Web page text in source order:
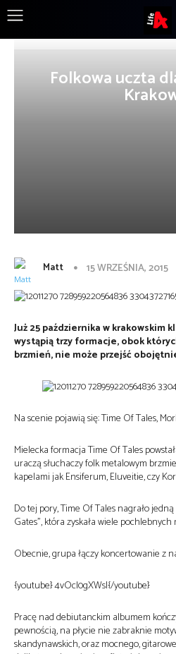
Folkowa uczta
Matt 15 WRZEŚNIA, 2015
Już 25 października w krakowskim
wystąpią trzy formacje, obok
brzmień, nie może przejść
Na scenie pojawią się: Time Of Tales,
Mielecka formacja Time Of Tales
uraczą słuchaczy folk metalowym
kapelami jak Ensiferum, Eluveitie, czy
Do tej pory, Time Of Tales nagrało
Gates”, która zyskała wiele
Obecnie, grupa łączy koncertowanie z
{youtube} 4vOcl0gXWsI{/youtube}
Pracę nad debiutanckim albumem
pewnością, na płycie nie zabraknie
skandynawskich, oraz mocnego,